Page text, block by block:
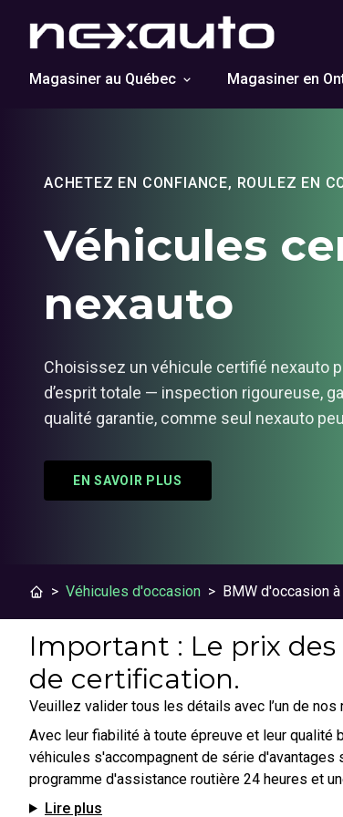
Magasiner au Québec Magasiner en
ACHETEZ EN CONFIANCE, ROULEZ EN
Véhicules
nexauto
Choisissez un véhicule certifié nexauto
d’esprit totale — inspection rigoureuse,
qualité garantie, comme seul nexauto
EN SAVOIR PLUS
> Véhicules d'occasion > BMW d'occasion
Important : Le prix
de certification.
Veuillez valider tous les détails avec l’un de nos
Avec leur fiabilité à toute épreuve et leur
véhicules s'accompagnent de série
programme d'assistance routière 24 heures et
Lire plus